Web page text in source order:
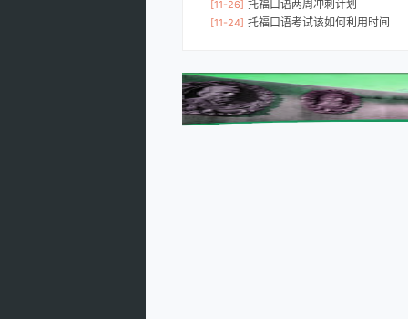
[11-26] 托福口语两周冲刺计划
[11-24] 托福口语考试该如何利用时间